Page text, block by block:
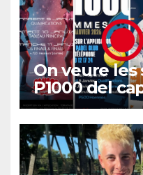
On veure les
P1000 del